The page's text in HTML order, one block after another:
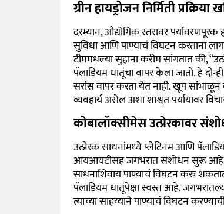
ग्रीन हायड्रोजन निर्मिती प्रक्रिया
दरम्यान, औद्योगिक स्तरावर
सुविधा आणि पाण्याचं विघटन करताना
टीममधल्या सुहाना करीम सांगतात की,
पॅलाडियम धातूंचा वापर केला जातो. हे
सर्रास वापर करता येत नाही. खूप
व्यवहार्य असेल अशा शाश्वत पर्यायावर
कोबालॉक्सीमेस उत्प्रेरकावर
उत्प्रेरक साधनांमध्ये प्लेटिनम आणि
आयआयटीसह जगभरात संशोधन सुरू आहे.
साधनाशिवाय पाण्याचं विघटन करु
पॅलाडियम धातूंपेक्षा स्वस्त आहे.
त्याच्या साहय्याने पाण्याचं विघटन